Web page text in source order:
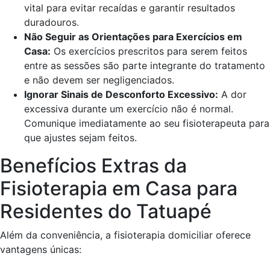
vital para evitar recaídas e garantir resultados
duradouros.
Não Seguir as Orientações para Exercícios em
Casa: Os exercícios prescritos para serem feitos
entre as sessões são parte integrante do tratamento
e não devem ser negligenciados.
Ignorar Sinais de Desconforto Excessivo: A dor
excessiva durante um exercício não é normal.
Comunique imediatamente ao seu fisioterapeuta para
que ajustes sejam feitos.
Benefícios Extras da
Fisioterapia em Casa para
Residentes do Tatuapé
Além da conveniência, a fisioterapia domiciliar oferece
vantagens únicas: